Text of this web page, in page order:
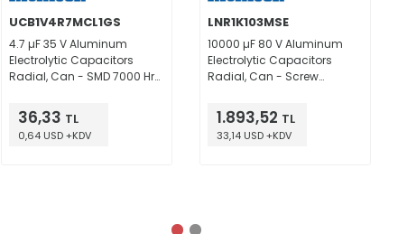
UCB1V4R7MCL1GS
4.7 µF 35 V Aluminum
Electrolytic Capacitors
Radial, Can - SMD 7000 Hrs
36,33 TL
0,64 USD +KDV
LNR1K103MSE
10000 µF 80 V Aluminum
Electrolytic Capacitors
Radial, Can - Screw
1.893,52 TL
33,14 USD +KDV